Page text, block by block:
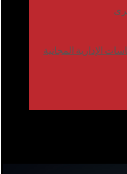
الإدارية المجانية